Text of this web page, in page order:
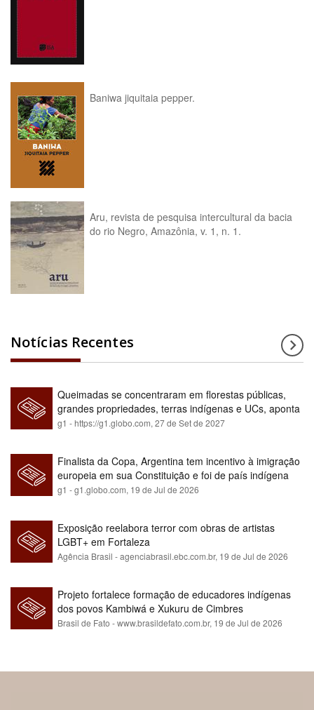
Baniwa jiquitaia pepper.
Aru, revista de pesquisa intercultural da bacia
do rio Negro, Amazônia, v. 1, n. 1.
Notícias Recentes
Queimadas se concentraram em florestas públicas,
grandes propriedades, terras indígenas e UCs, aponta
relatório
g1 - https://g1.globo.com, 27 de Set de 2027
Finalista da Copa, Argentina tem incentivo à imigração
europeia em sua Constituição e foi de país indígena
para maioria branca
g1 - g1.globo.com, 19 de Jul de 2026
Exposição reelabora terror com obras de artistas
LGBT+ em Fortaleza
Agência Brasil - agenciabrasil.ebc.com.br, 19 de Jul de 2026
Projeto fortalece formação de educadores indígenas
dos povos Kambiwá e Xukuru de Cimbres
Brasil de Fato - www.brasildefato.com.br, 19 de Jul de 2026